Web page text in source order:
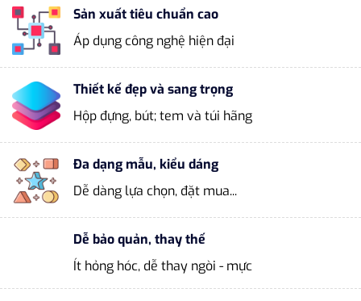
Sản xuất tiêu chuẩn cao
Áp dụng công nghệ hiện đại
Thiết kế đẹp và sang trọng
Hộp đựng, bút; tem và túi hãng
Đa dạng mẫu, kiểu dáng
Dễ dàng lựa chọn, đặt mua...
Dễ bảo quản, thay thế
Ít hỏng hóc, dễ thay ngòi - mực